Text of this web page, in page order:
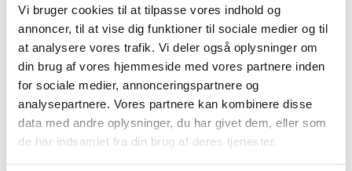
Vi bruger cookies til at tilpasse vores indhold og
annoncer, til at vise dig funktioner til sociale medier og til
at analysere vores trafik. Vi deler også oplysninger om
din brug af vores hjemmeside med vores partnere inden
for sociale medier, annonceringspartnere og
analysepartnere. Vores partnere kan kombinere disse
data med andre oplysninger, du har givet dem, eller som
de har indsamlet fra din brug af deres tjenester.